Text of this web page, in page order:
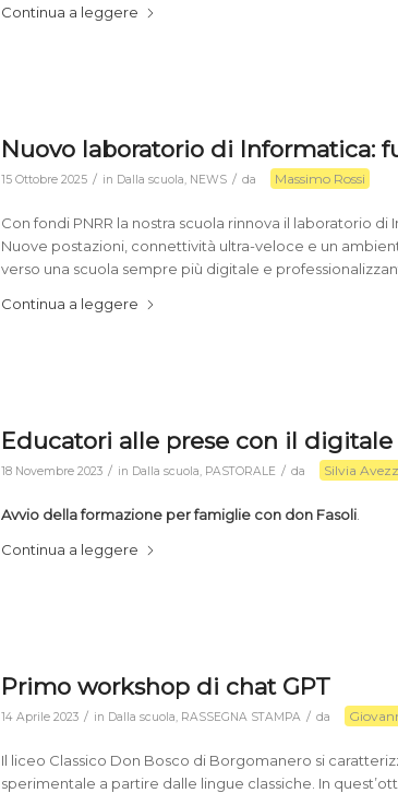
Continua a leggere
Nuovo laboratorio di Informatica:
15 Ottobre 2025 / in Dalla scuola, NEWS / da Massimo Rossi
Con fondi PNRR la nostra scuola rinnova il laboratorio di
Nuove postazioni, connettività ultra-veloce e un
verso una scuola sempre più digitale e
Continua a leggere
Educatori alle prese con il
18 Novembre 2023 / in Dalla scuola, PASTORALE / da Silvia
Avvio della formazione per famiglie con don Fasoli.
Continua a leggere
Primo workshop di chat GPT
14 Aprile 2023 / in Dalla scuola, RASSEGNA STAMPA / da
Il liceo Classico Don Bosco di Borgomanero si
sperimentale a partire dalle lingue classiche. In